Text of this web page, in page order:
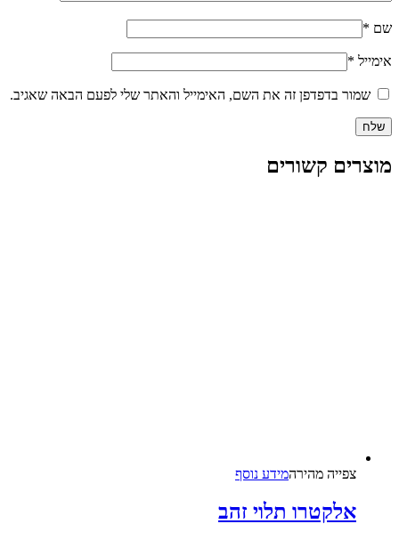
שם *
אימייל *
שמור בדפדפן זה את השם, האימייל והאתר שלי לפעם הבאה שאגיב.
מוצרים קשורים
צפייה‬ ‫מהירה‬מידע נוסף
אלקטרו תלוי זהב